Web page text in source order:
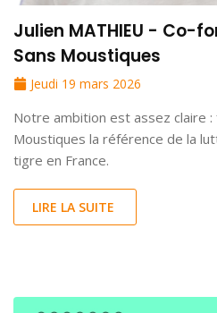
Julien MATHIEU - Co-
Sans Moustiques
Jeudi 19 mars 2026
Notre ambition est assez claire :
Moustiques la référence de la
tigre en France.
LIRE LA SUITE